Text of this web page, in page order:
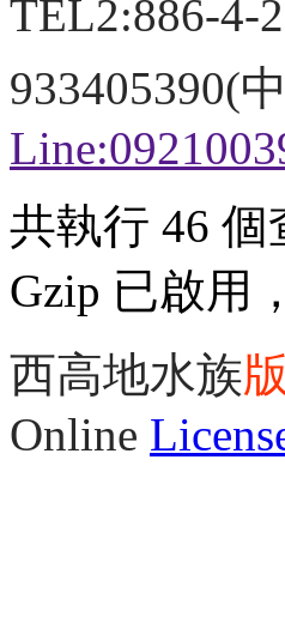
TEL2:886-4-
933405390(
共執行 46 個
Gzip 已啟用
西高地水族
Online